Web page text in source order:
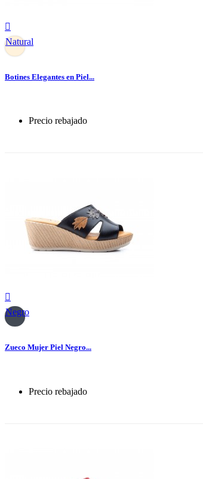

Natural
Botines Elegantes en Piel...
Precio rebajado

Negro
Zueco Mujer Piel Negro...
Precio rebajado